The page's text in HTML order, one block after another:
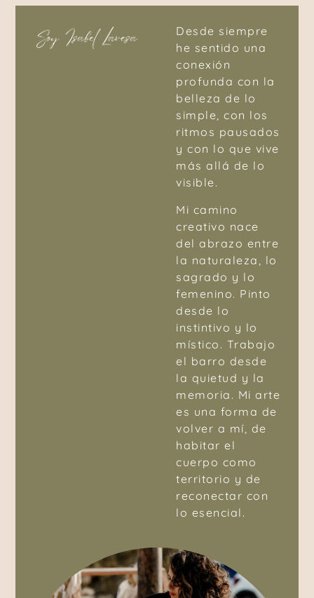
Desde siempre
he sentido una
conexión
profunda con la
belleza de lo
simple, con los
ritmos pausados
y con lo que vive
más allá de lo
visible.
Mi camino
creativo nace
del abrazo entre
la naturaleza, lo
sagrado y lo
femenino. Pinto
desde lo
instintivo y lo
místico. Trabajo
el barro desde
la quietud y la
memoria. Mi arte
es una forma de
volver a mí, de
habitar el
cuerpo como
territorio y de
reconectar con
lo esencial.